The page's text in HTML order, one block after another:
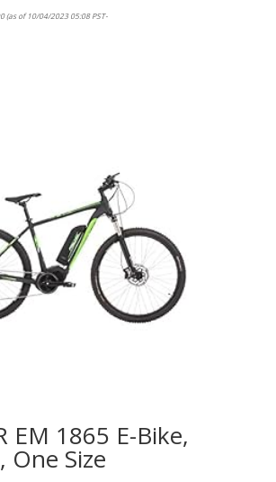
(as of 10/04/2023 05:08 PST-
EM 1865 E-Bike,
One Size